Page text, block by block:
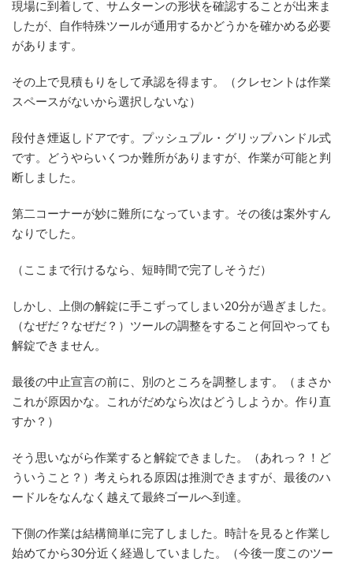
現場に到着して、サムターンの形状を確認することが出来ま
したが、自作特殊ツールが通用するかどうかを確かめる必要
があります。
その上で見積もりをして承認を得ます。（クレセントは作業
スペースがないから選択しないな）
段付き煙返しドアです。プッシュプル・グリップハンドル式
です。どうやらいくつか難所がありますが、作業が可能と判
断しました。
第二コーナーが妙に難所になっています。その後は案外すん
なりでした。
（ここまで行けるなら、短時間で完了しそうだ）
しかし、上側の解錠に手こずってしまい20分が過ぎました。
（なぜだ？なぜだ？）ツールの調整をすること何回やっても
解錠できません。
最後の中止宣言の前に、別のところを調整します。（まさか
これが原因かな。これがだめなら次はどうしようか。作り直
すか？）
そう思いながら作業すると解錠できました。（あれっ？！ど
ういうこと？）考えられる原因は推測できますが、最後のハ
ードルをなんなく越えて最終ゴールへ到達。
下側の作業は結構簡単に完了しました。時計を見ると作業し
始めてから30分近く経過していました。（今後一度このツー